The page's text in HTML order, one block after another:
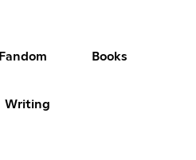
Fandom Books
Writing